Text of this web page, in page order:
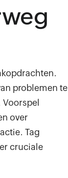
problemen te
over
Tag
cruciale